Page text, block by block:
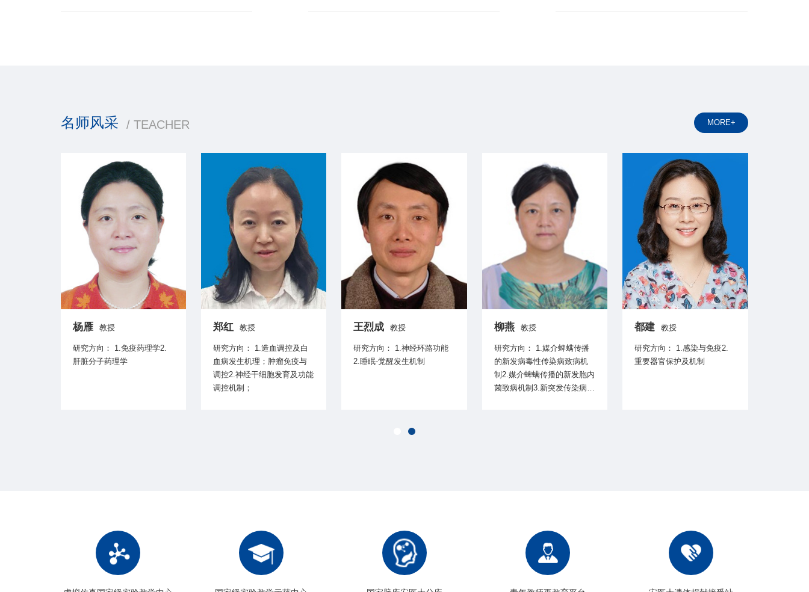
名师风采 / TEACHER MORE+
杨雁 教授
研究方向： 1.免疫药理学2.
肝脏分子药理学
郑红 教授
研究方向： 1.造血调控及白
血病发生机理；肿瘤免疫与
调控2.神经干细胞发育及功能
调控机制；
王烈成 教授
研究方向： 1.神经环路功能
2.睡眠-觉醒发生机制
柳燕 教授
研究方向： 1.媒介蜱螨传播
的新发病毒性传染病致病机
制2.媒介蜱螨传播的新发胞内
菌致病机制3.新突发传染病病
都建 教授
研究方向： 1.感染与免疫2.
重要器官保护及机制